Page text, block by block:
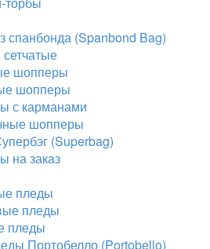
спанбонда (Spanbond Bag)
шопперы
шопперы
с карманами
шопперы
(Superbag)
на заказ
пледы
пледы
пледы
Портобелло (Portobello)